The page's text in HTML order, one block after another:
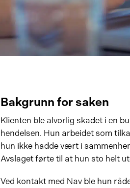
Bakgrunn for saken
Klienten ble alvorlig skadet i en
hendelsen. Hun arbeidet som
hun ikke hadde vært i
Avslaget førte til at hun sto helt
Ved kontakt med Nav ble hun